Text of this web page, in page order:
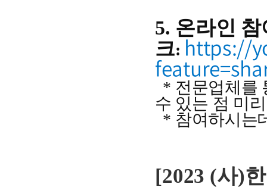
5. 온라인 참
크: https://
* 전문업체를
수 있는 점 미
* 참여하시는
[2023 (사)